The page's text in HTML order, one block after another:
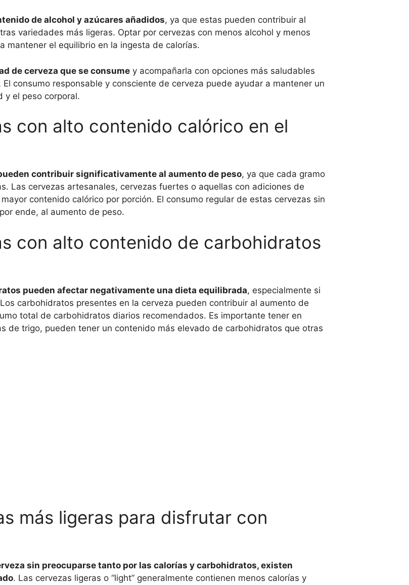
de alcohol y azúcares añadidos, ya que estas pueden contribuir al
variedades más ligeras. Optar por cervezas con menos alcohol y menos
mantener el equilibrio en la ingesta de calorías.
de cerveza que se consume y acompañarla con opciones más saludables
consumo responsable y consciente de cerveza puede ayudar a mantener un
y el peso corporal.
con alto contenido calórico en el
contribuir significativamente al aumento de peso, ya que cada gramo
Las cervezas artesanales, cervezas fuertes o aquellas con adiciones de
contenido calórico por porción. El consumo regular de estas cervezas sin
ende, al aumento de peso.
con alto contenido de carbohidratos
pueden afectar negativamente una dieta equilibrada, especialmente si
carbohidratos presentes en la cerveza pueden contribuir al aumento de
total de carbohidratos diarios recomendados. Es importante tener en
de trigo, pueden tener un contenido más elevado de carbohidratos que otras
más ligeras para disfrutar con
sin preocuparse tanto por las calorías y carbohidratos, existen
. Las cervezas ligeras o “light” generalmente contienen menos calorías y